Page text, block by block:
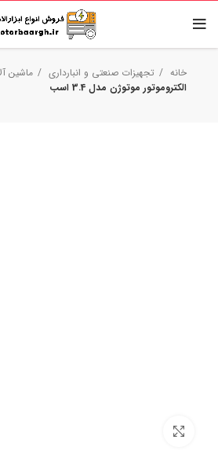
خانه تجهیزات صنعتی و انبارداری
ماشین
الکتروموتور موتوژن مدل 3.4 اسب